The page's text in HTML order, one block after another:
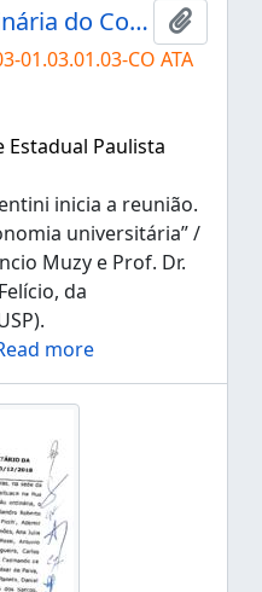
Ata da 249ª sessão ordinária do Conselho Universitário da Unesp de 25/10/2018
Add to
01.03.01.03-CO ATA
Estadual Paulista
inicia a reunião.
universitária” /
Muzy e Prof. Dr.
da
more